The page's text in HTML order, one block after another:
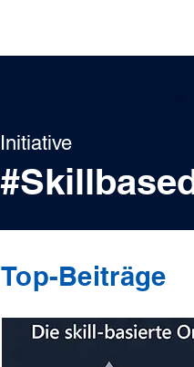
Initiative
Top-Beiträge